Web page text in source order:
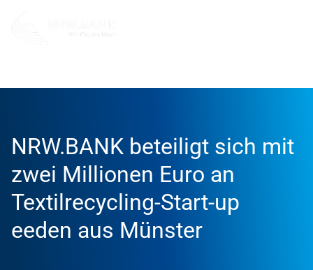
NRW.BANK beteiligt sich mit
zwei Millionen Euro an
Textilrecycling-Start-up
eeden aus Münster